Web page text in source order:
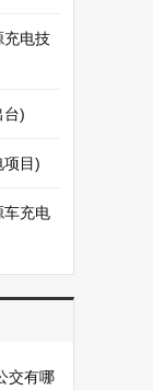
充电技
台)
项目)
车充电
交有哪